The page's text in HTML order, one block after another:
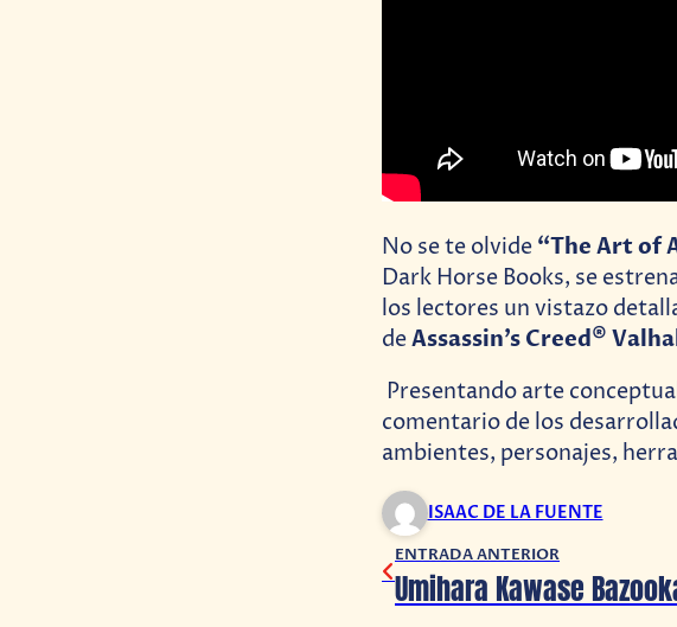
No se te olvide “The Art of
Dark Horse Books, se
los lectores un vistazo
deAssassin’s Creed®
Presentando arte
comentario de los
ambientes, personajes,
ISAAC DE LA FUENTE
ENTRADA ANTERIOR